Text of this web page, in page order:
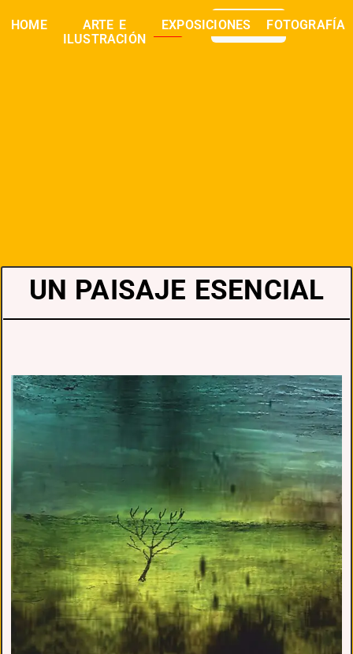
HOME
ARTE E
ILUSTRACIÓN
EXPOSICIONES FOTOGRAFÍA
buscar 0,00
UN PAISAJE ESENCIAL